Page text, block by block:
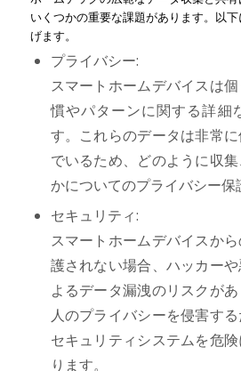
いくつかの重要な課題があります。以
げます。
プライバシー:
スマートホームデバイスは
慣やパターンに関する詳細
す。これらのデータは非常
でいるため、どのように収
かについてのプライバシー保
セキュリティ:
スマートホームデバイスか
護されない場合、ハッカー
よるデータ漏洩のリスクが
人のプライバシーを侵害す
セキュリティシステムを危
ります。